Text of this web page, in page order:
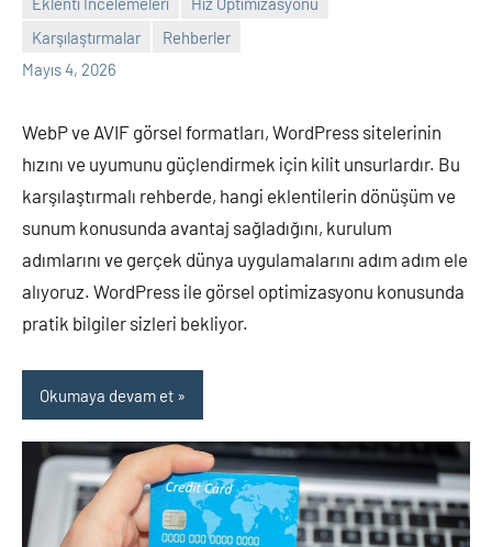
Karşılaştırmalar
Rehberler
Mayıs 4, 2026
admin
Yorum
yapılmamış
WebP ve AVIF görsel formatları, WordPress sitelerinin
hızını ve uyumunu güçlendirmek için kilit unsurlardır. Bu
karşılaştırmalı rehberde, hangi eklentilerin dönüşüm ve
sunum konusunda avantaj sağladığını, kurulum
adımlarını ve gerçek dünya uygulamalarını adım adım ele
alıyoruz. WordPress ile görsel optimizasyonu konusunda
pratik bilgiler sizleri bekliyor.
Okumaya devam et